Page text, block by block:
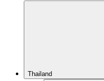
Thailand